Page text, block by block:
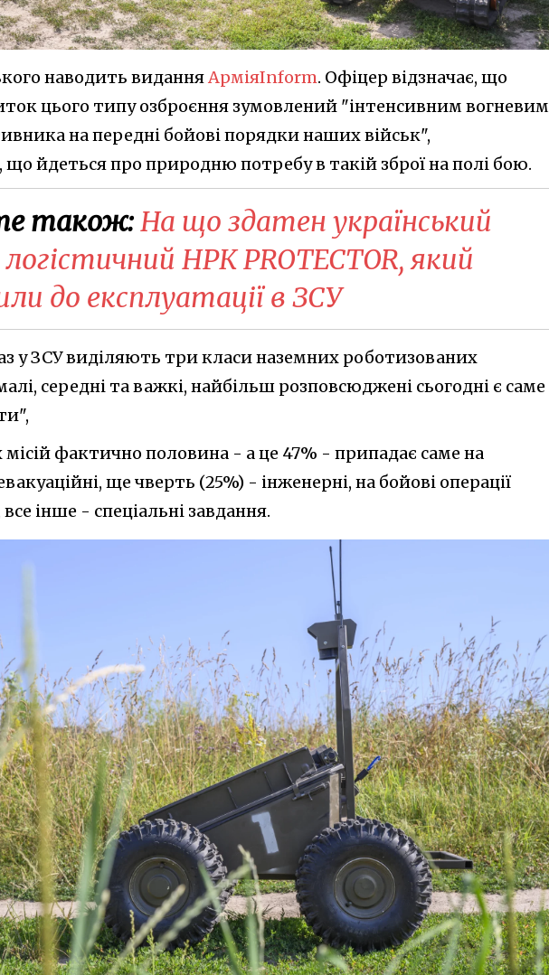
наводить видання АрміяInform. Офіцер відзначає, що
цього типу озброєння зумовлений "інтенсивним вогневим
на передні бойові порядки наших військ",
йдеться про природню потребу в такій зброї на полі бою.
також:На що здатен український
НРК PROTECTOR, який
до експлуатації в ЗСУ
у ЗСУ виділяють три класи наземних роботизованих
середні та важкі, найбільш розповсюджені сьогодні є саме
місій фактично половина - а це 47% - припадає саме на
ще чверть (25%) - інженерні, на бойові операції
інше - спеціальні завдання.